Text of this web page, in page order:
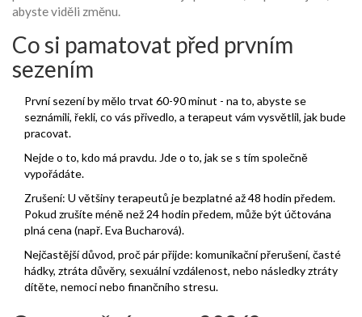
abyste viděli změnu.
Co si pamatovat před prvním
sezením
První sezení by mělo trvat 60-90 minut - na to, abyste se
seznámili, řekli, co vás přivedlo, a terapeut vám vysvětlil, jak bude
pracovat.
Nejde o to, kdo má pravdu. Jde o to, jak se s tím společně
vypořádáte.
Zrušení: U většiny terapeutů je bezplatné až 48 hodin předem.
Pokud zrušíte méně než 24 hodin předem, může být účtována
plná cena (např. Eva Bucharová).
Nejčastější důvod, proč pár přijde: komunikační přerušení, časté
hádky, ztráta důvěry, sexuální vzdálenost, nebo následky ztráty
dítěte, nemoci nebo finančního stresu.